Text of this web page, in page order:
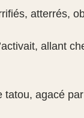
atterrés,
allant
tatou, agacé